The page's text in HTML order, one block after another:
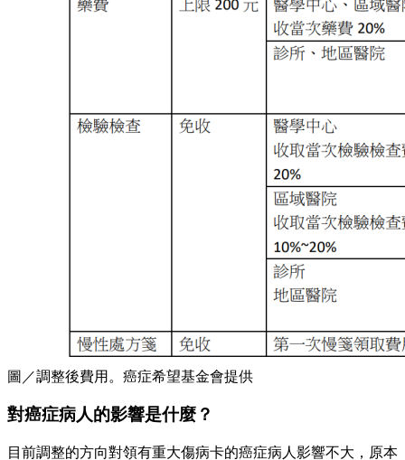
圖／調整後費用。癌症希望基金會提供
對癌症病人的影響是什麼？
目前調整的方向對領有重大傷病卡的癌症病人影響不大，原本